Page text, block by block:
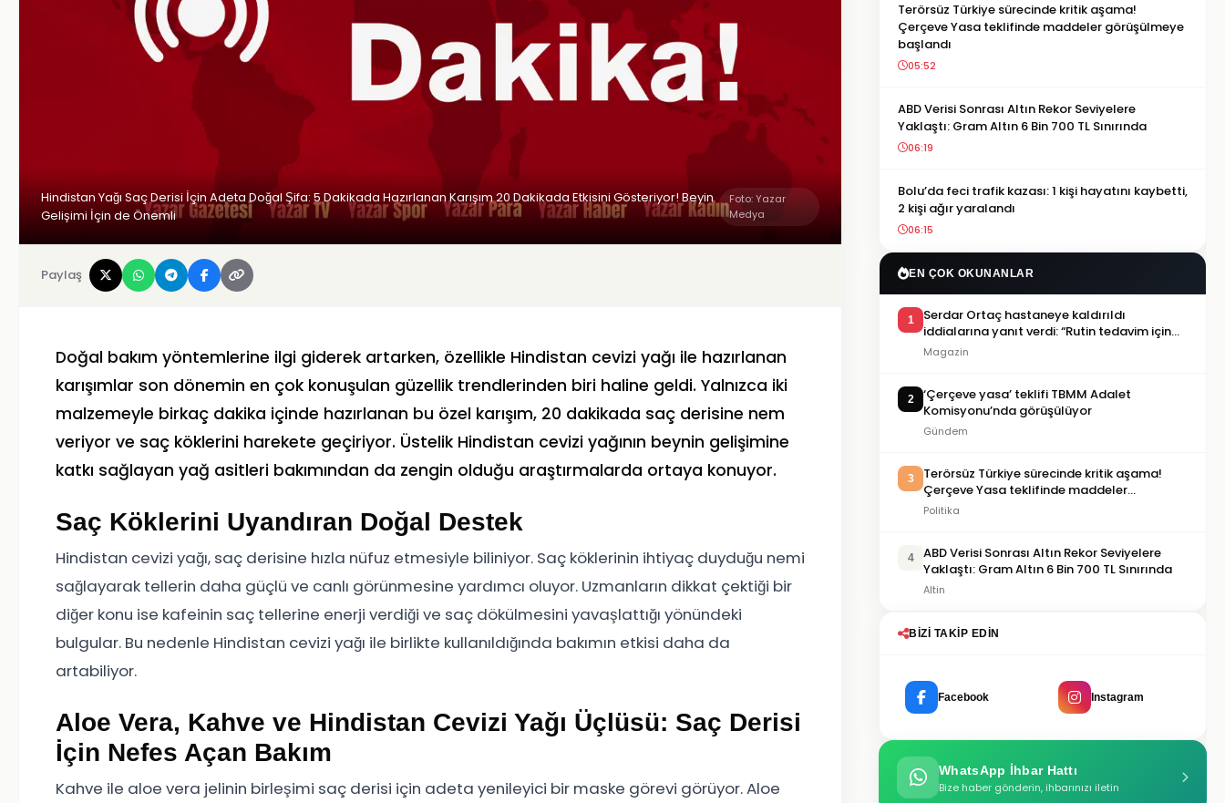
Hindistan Yağı Saç Derisi İçin Adeta Doğal Şifa: 5 Dakikada Hazırlanan Karışım 20 Dakikada Etkisini Gösteriyor! Beyin
Gelişimi İçin de Önemli
Foto: Yazar
Medya
Paylaş
Doğal bakım yöntemlerine ilgi giderek artarken, özellikle Hindistan cevizi yağı ile hazırlanan
karışımlar son dönemin en çok konuşulan güzellik trendlerinden biri haline geldi. Yalnızca iki
malzemeyle birkaç dakika içinde hazırlanan bu özel karışım, 20 dakikada saç derisine nem
veriyor ve saç köklerini harekete geçiriyor. Üstelik Hindistan cevizi yağının beynin gelişimine
katkı sağlayan yağ asitleri bakımından da zengin olduğu araştırmalarda ortaya konuyor.
Saç Köklerini Uyandıran Doğal Destek
Hindistan cevizi yağı, saç derisine hızla nüfuz etmesiyle biliniyor. Saç köklerinin ihtiyaç duyduğu nemi
sağlayarak tellerin daha güçlü ve canlı görünmesine yardımcı oluyor. Uzmanların dikkat çektiği bir
diğer konu ise kafeinin saç tellerine enerji verdiği ve saç dökülmesini yavaşlattığı yönündeki
bulgular. Bu nedenle Hindistan cevizi yağı ile birlikte kullanıldığında bakımın etkisi daha da
artabiliyor.
Aloe Vera, Kahve ve Hindistan Cevizi Yağı Üçlüsü: Saç Derisi
İçin Nefes Açan Bakım
Kahve ile aloe vera jelinin birleşimi saç derisi için adeta yenileyici bir maske görevi görüyor. Aloe
Terörsüz Türkiye sürecinde kritik aşama!
Çerçeve Yasa teklifinde maddeler görüşülmeye
başlandı
05:52
ABD Verisi Sonrası Altın Rekor Seviyelere
Yaklaştı: Gram Altın 6 Bin 700 TL Sınırında
06:19
Bolu’da feci trafik kazası: 1 kişi hayatını kaybetti,
2 kişi ağır yaralandı
06:15
EN ÇOK OKUNANLAR
1
Serdar Ortaç hastaneye kaldırıldı
iddialarına yanıt verdi: “Rutin tedavim için
buradayım”
Magazin
2
‘Çerçeve yasa’ teklifi TBMM Adalet
Komisyonu’nda görüşülüyor
Gündem
3
Terörsüz Türkiye sürecinde kritik aşama!
Çerçeve Yasa teklifinde maddeler
görüşülmeye başlandı
Politika
4
ABD Verisi Sonrası Altın Rekor Seviyelere
Yaklaştı: Gram Altın 6 Bin 700 TL Sınırında
Altin
BIZI TAKIP EDIN
Facebook Instagram
WhatsApp İhbar Hattı
Bize haber gönderin, ihbarınızı iletin